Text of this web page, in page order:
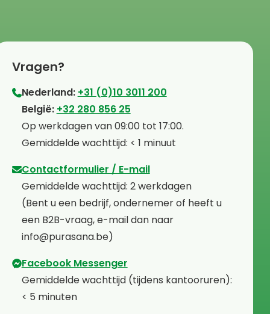
Vragen?
Nederland: +31 (0)10 3011 200
⁠België: +32 280 856 25
⁠⁠Op werkdagen van 09:00 tot 17:00.
⁠Gemiddelde wachttijd: < 1 minuut
Contactformulier / E-mail
⁠Gemiddelde wachttijd: 2 werkdagen
⁠(Bent u een bedrijf, ondernemer of heeft u
een B2B-vraag, e-mail dan naar
info@purasana.be)
Facebook Messenger
⁠Gemiddelde wachttijd (tijdens kantooruren):
< 5 minuten